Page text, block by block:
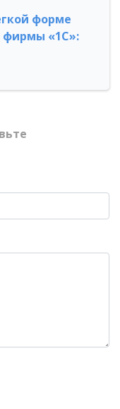
форме
«1С»: